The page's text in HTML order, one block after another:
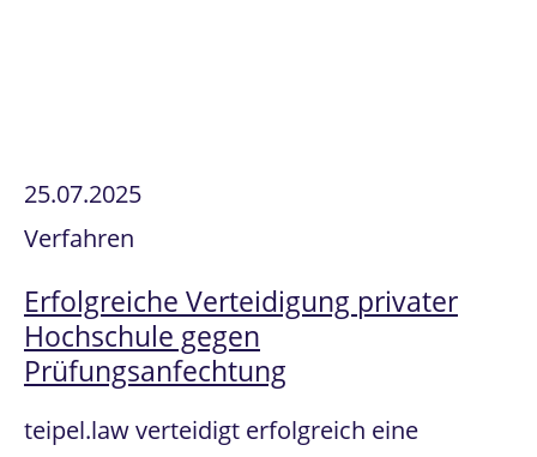
25.07.2025
Verfahren
Erfolgreiche Verteidigung privater
Hochschule gegen
Prüfungsanfechtung
teipel.law verteidigt erfolgreich eine